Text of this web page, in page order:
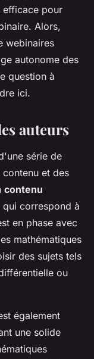
efficace pour
Alors,
webinaires
autonome des
question à
ici.
auteurs
série de
et des
contenu
correspond à
en phase avec
mathématiques
des sujets tels
ou
également
une solide